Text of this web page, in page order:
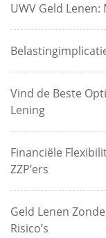
UWV Geld
Vind de Beste
Lening
Financiële
ZZP’ers
Geld Lenen
Risico’s